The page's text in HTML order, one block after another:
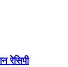
रेसिपी